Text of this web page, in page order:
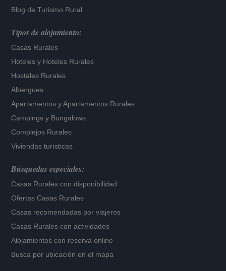
Blog de Turismo Rural
Tipos de alojamiento:
Casas Rurales
Hoteles y Hoteles Rurales
Hostales Rurales
Albergues
Apartamentos yApartamentos Rurales
Campings y Bungalows
Complejos Rurales
Viviendas turísticas
Búsquedas especiales:
Casas Rurales con disponibilidad
Ofertas Casas Rurales
Casas recomendadas por viajeros
Casas Rurales con actividades
Alojamientos con reserva online
Busca por ubicación en el mapa